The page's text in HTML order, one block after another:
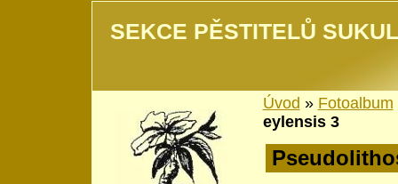
SEKCE PĚSTITELŮ
Úvod » Fotoalbum
eylensis 3